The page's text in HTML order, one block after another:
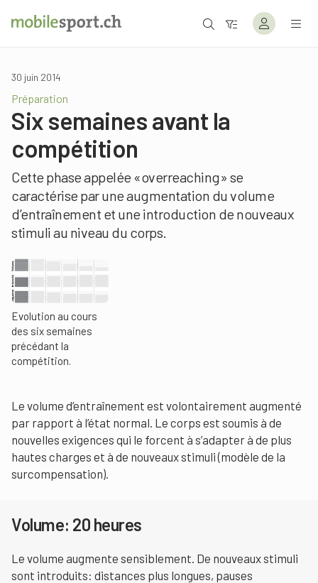
30 juin 2014
Préparation
Six semaines avant la
compétition
Cette phase appelée «overreaching» se
caractérise par une augmentation du volume
d’entraînement et une introduction de nouveaux
stimuli au niveau du corps.
Evolution au cours
des six semaines
précédant la
compétition.
Le volume d’entraînement est volontairement augmenté
par rapport à l’état normal. Le corps est soumis à de
nouvelles exigences qui le forcent à s’adapter à de plus
hautes charges et à de nouveaux stimuli (modèle de la
surcompensation).
Volume: 20 heures
Le volume augmente sensiblement. De nouveaux stimuli
sont introduits: distances plus longues, pauses